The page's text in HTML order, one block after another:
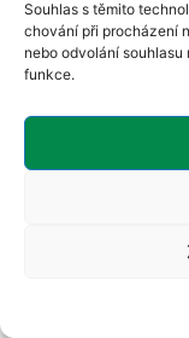
Souhlas s těmito
chování při procházení
nebo odvolání
funkce.Aktivní
sportovat
Číst více »
Jak
Zapojte